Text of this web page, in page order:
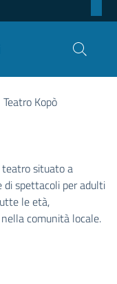
Teatro Kopò
teatro situato a
di spettacoli per adulti
le età,
comunità locale.